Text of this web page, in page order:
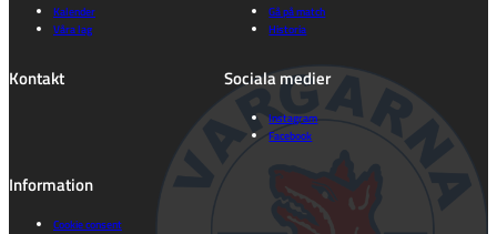
Kalender
Våra lag
Gå på match
Historia
Kontakt Sociala medier
Instagram
Facebook
Information
Cookie consent